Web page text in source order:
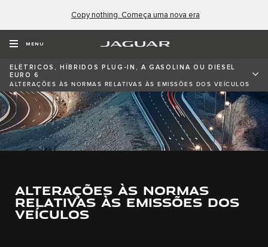
Copy nothing. Começa uma nova era
MENU
ELÉTRICOS, HÍBRIDOS PLUG-IN, A GASOLINA OU DIESEL
EURO 6
ALTERAÇÕES ÀS NORMAS RELATIVAS ÀS EMISSÕES DOS VEÍCULOS
ALTERAÇÕES ÀS NORMAS
RELATIVAS ÀS EMISSÕES DOS
VEÍCULOS